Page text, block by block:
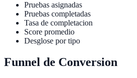
Pruebas asignadas
Pruebas completadas
Tasa de completacion
Score promedio
Desglose por tipo
Funnel de Conversion